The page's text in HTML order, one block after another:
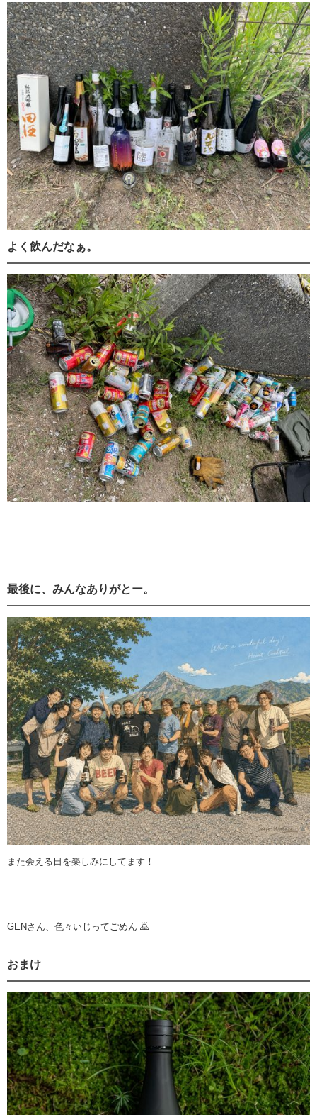
よく飲んだなぁ。
最後に、みんなありがとー。
また会える日を楽しみにしてます！
GENさん、色々いじってごめん 🙇
おまけ